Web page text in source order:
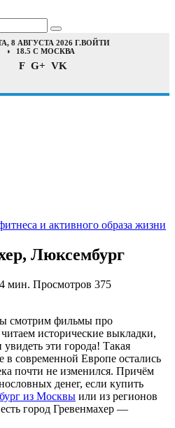
8 АВГУСТА 2026 Г.ВОЙТИ
18.5 C МОСКВА
F G+ VK
и активного образа жизни
Люксембург
4 мин. Просмотров 375
смотрим фильмы про
исторические выкладки,
эти города! Такая
в современной Европе остались
почти не изменился. Причём
денег, если купить
из Москвы или из регионов
город Гревенмахер —